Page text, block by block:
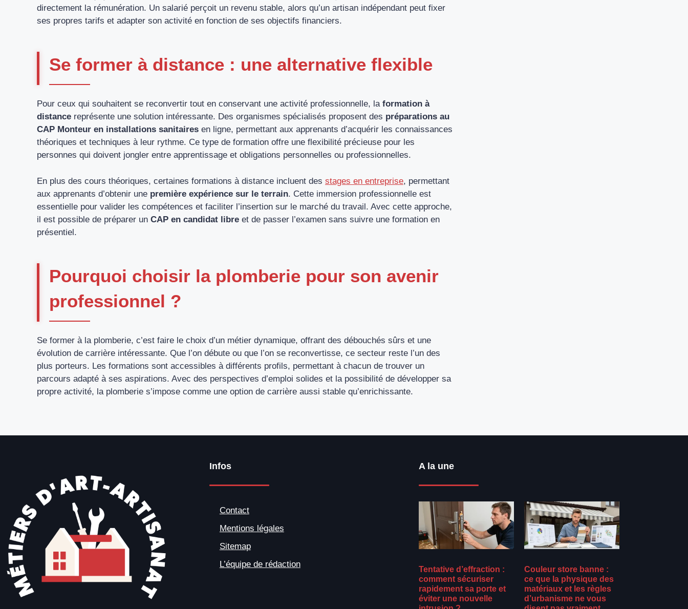
directement la rémunération. Un salarié perçoit un revenu stable, alors qu’un artisan indépendant peut fixer
ses propres tarifs et adapter son activité en fonction de ses objectifs financiers.
Se former à distance : une alternative flexible
Pour ceux qui souhaitent se reconvertir tout en conservant une activité professionnelle, la formation à
distance représente une solution intéressante. Des organismes spécialisés proposent des préparations au
CAP Monteur en installations sanitaires en ligne, permettant aux apprenants d’acquérir les connaissances
théoriques et techniques à leur rythme. Ce type de formation offre une flexibilité précieuse pour les
personnes qui doivent jongler entre apprentissage et obligations personnelles ou professionnelles.
En plus des cours théoriques, certaines formations à distance incluent des stages en entreprise, permettant
aux apprenants d’obtenir une première expérience sur le terrain. Cette immersion professionnelle est
essentielle pour valider les compétences et faciliter l’insertion sur le marché du travail. Avec cette approche,
il est possible de préparer un CAP en candidat libre et de passer l’examen sans suivre une formation en
présentiel.
Pourquoi choisir la plomberie pour son avenir
professionnel ?
Se former à la plomberie, c’est faire le choix d’un métier dynamique, offrant des débouchés sûrs et une
évolution de carrière intéressante. Que l’on débute ou que l’on se reconvertisse, ce secteur reste l’un des
plus porteurs. Les formations sont accessibles à différents profils, permettant à chacun de trouver un
parcours adapté à ses aspirations. Avec des perspectives d’emploi solides et la possibilité de développer sa
propre activité, la plomberie s’impose comme une option de carrière aussi stable qu’enrichissante.
Infos
Contact
Mentions légales
Sitemap
L’équipe de rédaction
A la une
Tentative d’effraction :
comment sécuriser
rapidement sa porte et
éviter une nouvelle
Couleur store banne :
ce que la physique des
matériaux et les règles
d’urbanisme ne vous